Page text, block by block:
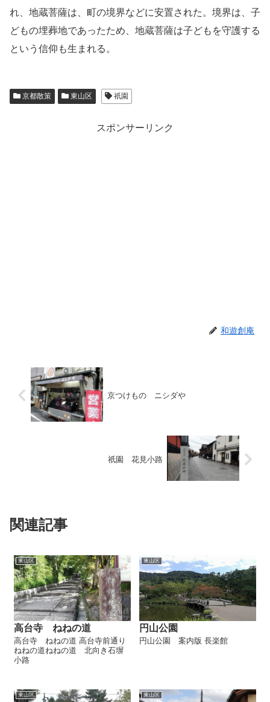
れ、地蔵菩薩は、町の境界などに安置された。境界は、子
どもの埋葬地であったため、地蔵菩薩は子どもを守護する
という信仰も生まれる。
京都散策 東山区 祇園
スポンサーリンク
和遊創庵
京つけもの ニシダや
祇園 花見小路
関連記事
東山区
高台寺 ねねの道
高台寺 ねねの道 高台寺前通り
ねねの道ねねの道 北向き石塀
小路
東山区
円山公園
円山公園 案内版 長楽館
東山区 東山区